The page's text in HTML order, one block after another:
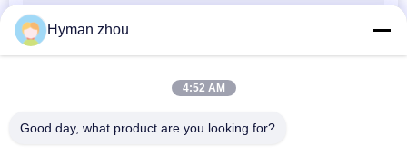
Hyman zhou
4:52 AM
Good day, what product are you looking for?